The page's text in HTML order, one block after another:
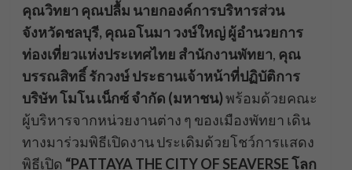
คุณวิทยา คุณปลื้ม นายกองค์การบริหารส่วน
จังหวัดชลบุรี, คุณอโนมา วงษ์ใหญ่ ผู้อำนวยการ
ท่องเที่ยวแห่งประเทศไทย สำนักงานพัทยา, คุณ
บรรณสิทธิ์ รักวงษ์ ประธานเจ้าหน้าที่ปฏิบัติการ
บริษัท โมโน เน็กซ์ จำกัด (มหาชน)พร้อมด้วยคณะ
ผู้บริหารจากหน่วยงานต่าง ๆ ของเมืองพัทยา เดิน
ทางมาร่วมพิธีเปิดงาน ประเดิมด้วยโชว์การแสดง
พิธีเปิด “PATTAYA THE CITY OF SEAVERSE โลก